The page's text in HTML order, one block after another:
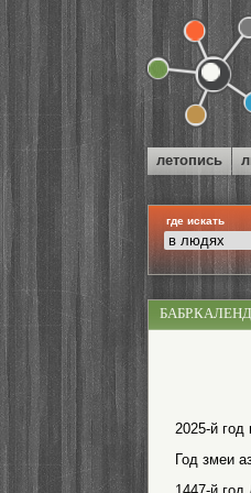
летопись
где искать
2025-й
Год змеи